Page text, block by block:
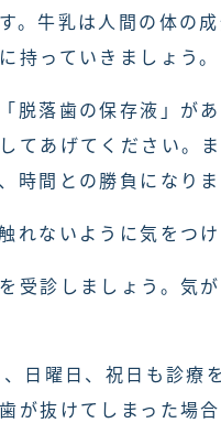
。牛乳は人間の体の
持っていきましょう。
脱落歯の保存液」が
てあげてください。
間との勝負になりま
ないように気をつけ
受診しましょう。気
日曜日、祝日も診
が抜けてしまった場